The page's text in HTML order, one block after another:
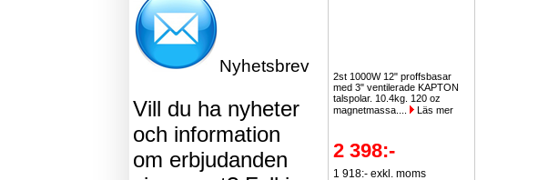
Nyhetsbrev
Vill du ha nyheter
och information
om erbjudanden
2st 1000W 12" proffsbasar
med 3" ventilerade KAPTON
talspolar. 10.4kg. 120 oz
magnetmassa....
Läs mer
2 398:-
1 918:- exkl. moms